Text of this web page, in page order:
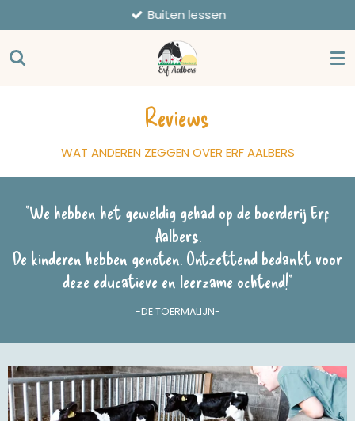
direct
naar
de
Buiten lessen
Reviews
WAT ANDEREN ZEGGEN OVER ERF AALBERS
"We hebben het geweldig gehad op de boerderij Erf
Aalbers.
De kinderen hebben genoten. Ontzettend bedankt voor
deze educatieve en leerzame ochtend!"
-DE TOERMALIJN-